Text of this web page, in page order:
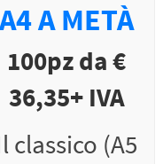
A4 A METÀ
100pz da €
36,35+ IVA
classico (A5